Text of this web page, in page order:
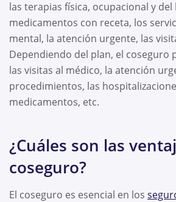
las terapias física, ocupacional y del
medicamentos con receta, los
mental, la atención urgente, las
Dependiendo del plan, el coseguro
las visitas al médico, la atención
procedimientos, las
medicamentos, etc.
¿Cuáles son las
coseguro?
El coseguro es esencial en los